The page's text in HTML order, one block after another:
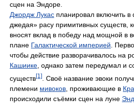
сцен на Эндоре.
Джордж Лукас планировал включить
джедая» расу примитивных существ,
вносят вклад в победу над мощной в
плане Галактической империей .
чтобы действие разворачивалось на
Кашиике , однако затем передумал и
существ[1]
. Своё название эвоки
племени мивоков , проживающие в
происходили съёмки сцен на луне